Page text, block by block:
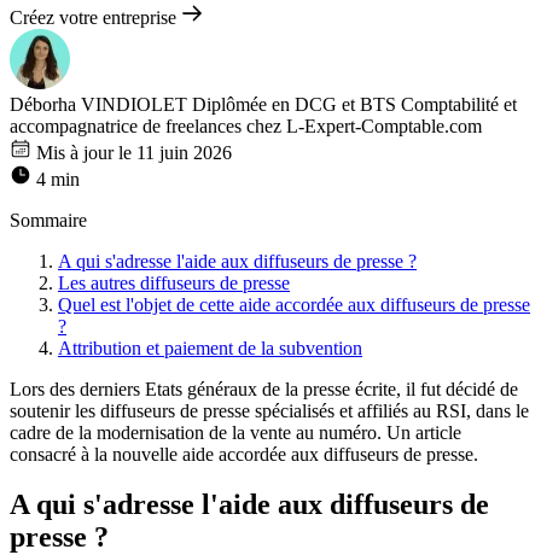
Créez votre entreprise
Déborha VINDIOLET Diplômée en DCG et BTS Comptabilité et
accompagnatrice de freelances chez L-Expert-Comptable.com
Mis à jour le 11 juin 2026
4 min
Sommaire
A qui s'adresse l'aide aux diffuseurs de presse ?
Les autres diffuseurs de presse
Quel est l'objet de cette aide accordée aux diffuseurs de presse
?
Attribution et paiement de la subvention
Lors des derniers Etats généraux de la presse écrite, il fut décidé de
soutenir les diffuseurs de presse spécialisés et affiliés au RSI, dans le
cadre de la modernisation de la vente au numéro. Un article
consacré à la nouvelle aide accordée aux diffuseurs de presse.
A qui s'adresse l'aide aux diffuseurs de
presse ?